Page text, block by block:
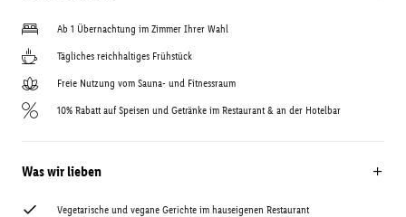
Ab 1 Übernachtung im Zimmer Ihrer Wahl
Tägliches reichhaltiges Frühstück
Freie Nutzung vom Sauna- und Fitnessraum
10% Rabatt auf Speisen und Getränke im Restaurant & an der Hotelbar
Was wir lieben
Vegetarische und vegane Gerichte im hauseigenen Restaurant